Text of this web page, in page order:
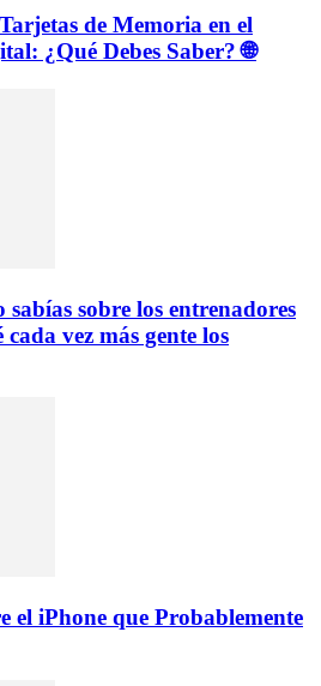
de Memoria en el
¿Qué Debes Saber? 🌐
sabías sobre los entrenadores
vez más gente los
el iPhone que Probablemente